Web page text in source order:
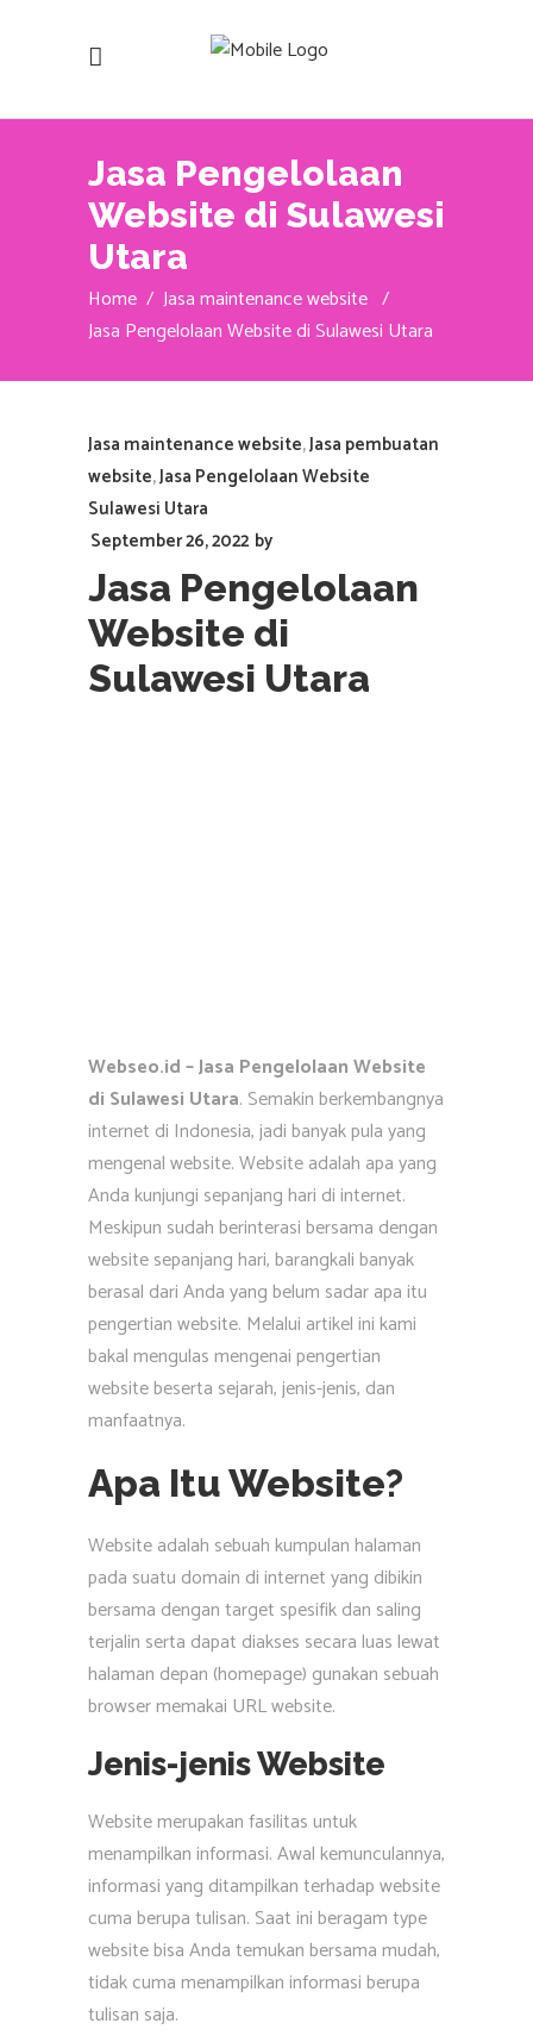
Jasa Pengelolaan
Website di Sulawesi
Utara
Home / Jasa maintenance website /
Jasa Pengelolaan Website di Sulawesi Utara
Jasa maintenance website,Jasa pembuatan
website,Jasa Pengelolaan Website
Sulawesi Utara
September 26, 2022 by
Jasa Pengelolaan
Website di
Sulawesi Utara
Webseo.id – Jasa Pengelolaan Website
di Sulawesi Utara. Semakin berkembangnya
internet di Indonesia, jadi banyak pula yang
mengenal website. Website adalah apa yang
Anda kunjungi sepanjang hari di internet.
Meskipun sudah berinterasi bersama dengan
website sepanjang hari, barangkali banyak
berasal dari Anda yang belum sadar apa itu
pengertian website. Melalui artikel ini kami
bakal mengulas mengenai pengertian
website beserta sejarah, jenis-jenis, dan
manfaatnya.
Apa Itu Website?
Website adalah sebuah kumpulan halaman
pada suatu domain di internet yang dibikin
bersama dengan target spesifik dan saling
terjalin serta dapat diakses secara luas lewat
halaman depan (homepage) gunakan sebuah
browser memakai URL website.
Jenis-jenis Website
Website merupakan fasilitas untuk
menampilkan informasi. Awal kemunculannya,
informasi yang ditampilkan terhadap website
cuma berupa tulisan. Saat ini beragam type
website bisa Anda temukan bersama mudah,
tidak cuma menampilkan informasi berupa
tulisan saja.